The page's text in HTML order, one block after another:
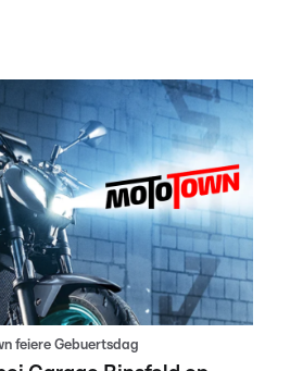
feiere Gebuertsdag